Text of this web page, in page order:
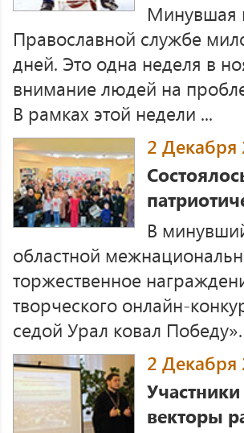
Минувшая
Православной службе
дней. Это одна неделя в
внимание людей на
В рамках этой недели ...
2 Декабря
В
областной
торжественное
творческого онлайн-
седой Урал ковал
2 Декабря
векторы